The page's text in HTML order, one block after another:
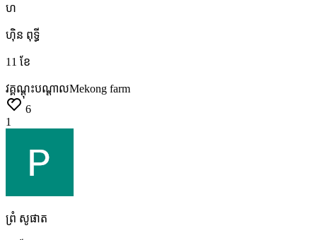
ហ
ហ៊ិន ពុទ្ធី
11 ខែ
វគ្គណ្ដុះបណ្ដាលMekong farm
6
1
ព្រំ សូផាត